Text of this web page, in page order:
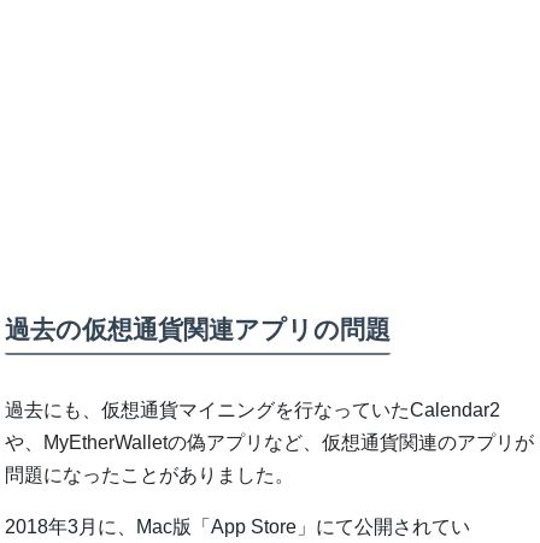
過去の仮想通貨関連アプリの問題
過去にも、仮想通貨マイニングを行なっていたCalendar2
や、MyEtherWalletの偽アプリなど、仮想通貨関連のアプリが
問題になったことがありました。
2018年3月に、Mac版「App Store」にて公開されてい